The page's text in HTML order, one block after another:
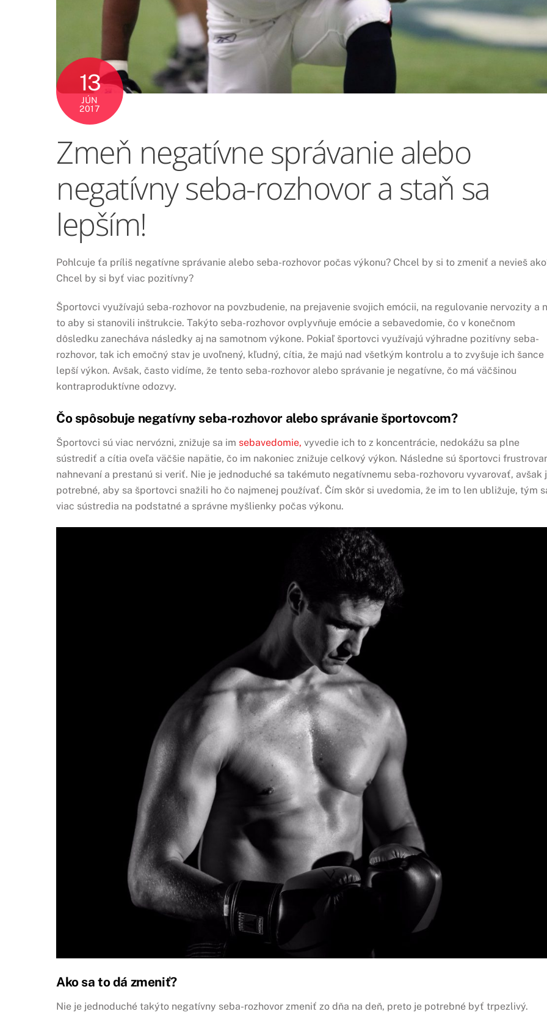
13
JÚN
2017
Zmeň negatívne správanie alebo
negatívny seba-rozhovor a staň sa
lepším!
Pohlcuje ťa príliš negatívne správanie alebo seba-rozhovor počas výkonu? Chcel by si to zmeniť a nevieš
Chcel by si byť viac pozitívny?
Športovci využívajú seba-rozhovor na povzbudenie, na prejavenie svojich emócii, na regulovanie nervozity a
to aby si stanovili inštrukcie. Takýto seba-rozhovor ovplyvňuje emócie a sebavedomie, čo v konečnom
dôsledku zanecháva následky aj na samotnom výkone. Pokiaľ športovci využívajú výhradne pozitívny seba-
rozhovor, tak ich emočný stav je uvoľnený, kľudný, cítia, že majú nad všetkým kontrolu a to zvyšuje ich šance
lepší výkon. Avšak, často vidíme, že tento seba-rozhovor alebo správanie je negatívne, čo má väčšinou
kontraproduktívne odozvy.
Čo spôsobuje negatívny seba-rozhovor alebo správanie športovcom?
Športovci sú viac nervózni, znižuje sa im sebavedomie, vyvedie ich to z koncentrácie, nedokážu sa plne
sústrediť a cítia oveľa väčšie napätie, čo im nakoniec znižuje celkový výkon. Následne sú športovci
nahnevaní a prestanú si veriť. Nie je jednoduché sa takémuto negatívnemu seba-rozhovoru vyvarovať, avšak
potrebné, aby sa športovci snažili ho čo najmenej používať. Čím skôr si uvedomia, že im to len ubližuje, tým
viac sústredia na podstatné a správne myšlienky počas výkonu.
Ako sa to dá zmeniť?
Nie je jednoduché takýto negatívny seba-rozhovor zmeniť zo dňa na deň, preto je potrebné byť trpezlivý.